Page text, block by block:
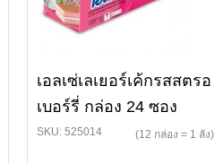
เอลเซ่เลเยอร์เค้กรสสตรอ
เบอร์รี่ กล่อง 24 ซอง
SKU: 525014 (12 กล่อง = 1 ลัง)